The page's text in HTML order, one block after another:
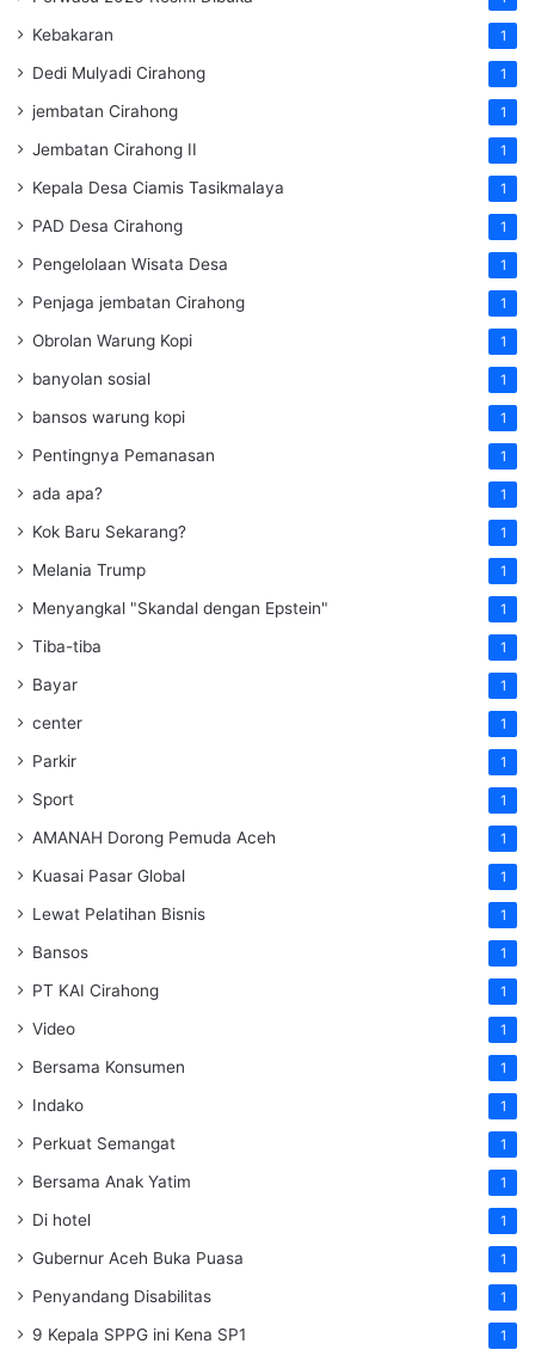
Kebakaran 1
Dedi Mulyadi Cirahong 1
jembatan Cirahong 1
Jembatan Cirahong II 1
Kepala Desa Ciamis Tasikmalaya 1
PAD Desa Cirahong 1
Pengelolaan Wisata Desa 1
Penjaga jembatan Cirahong 1
Obrolan Warung Kopi 1
banyolan sosial 1
bansos warung kopi 1
Pentingnya Pemanasan 1
ada apa? 1
Kok Baru Sekarang? 1
Melania Trump 1
Menyangkal "Skandal dengan Epstein" 1
Tiba-tiba 1
Bayar 1
center 1
Parkir 1
Sport 1
AMANAH Dorong Pemuda Aceh 1
Kuasai Pasar Global 1
Lewat Pelatihan Bisnis 1
Bansos 1
PT KAI Cirahong 1
Video 1
Bersama Konsumen 1
Indako 1
Perkuat Semangat 1
Bersama Anak Yatim 1
Di hotel 1
Gubernur Aceh Buka Puasa 1
Penyandang Disabilitas 1
9 Kepala SPPG ini Kena SP1 1